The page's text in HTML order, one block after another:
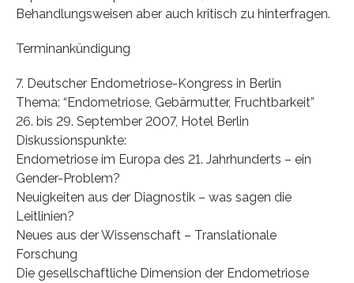
Behandlungsweisen aber auch kritisch zu hinterfragen.
Terminankündigung
7. Deutscher Endometriose-Kongress in Berlin
Thema: “Endometriose, Gebärmutter, Fruchtbarkeit”
26. bis 29. September 2007, Hotel Berlin
Diskussionspunkte:
Endometriose im Europa des 21. Jahrhunderts – ein
Gender-Problem?
Neuigkeiten aus der Diagnostik – was sagen die
Leitlinien?
Neues aus der Wissenschaft – Translationale
Forschung
Die gesellschaftliche Dimension der Endometriose